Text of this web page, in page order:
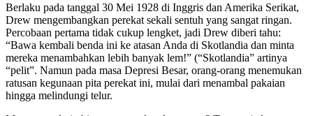
Berlaku pada tanggal 30 Mei 1928 di Inggris dan Amerika Serikat,
Drew mengembangkan perekat sekali sentuh yang sangat ringan.
Percobaan pertama tidak cukup lengket, jadi Drew diberi tahu:
“Bawa kembali benda ini ke atasan Anda di Skotlandia dan minta
mereka menambahkan lebih banyak lem!” (“Skotlandia” artinya
“pelit”. Namun pada masa Depresi Besar, orang-orang menemukan
ratusan kegunaan pita perekat ini, mulai dari menambal pakaian
hingga melindungi telur.